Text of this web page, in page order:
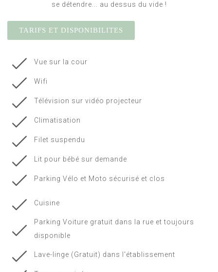
se détendre... au dessus du vide !
TARIFS ET DISPONIBILITES
Vue sur la cour
Wifi
Télévision sur vidéo projecteur
Climatisation
Filet suspendu
Lit pour bébé sur demande
Parking Vélo et Moto sécurisé et clos
Cuisine
Parking Voiture gratuit dans la rue et toujours
disponible
Lave-linge (Gratuit) dans l'établissement